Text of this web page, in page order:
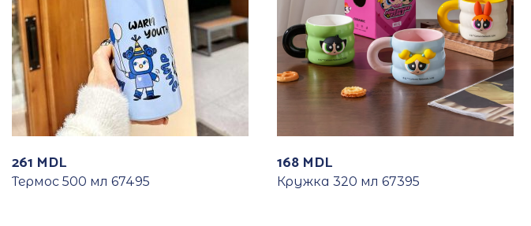
261 MDL
Термос 500 мл 67495
168 MDL
Кружка 320 мл 67395